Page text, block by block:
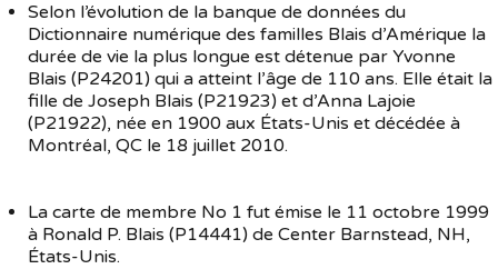
Selon l’évolution de la banque de données du
Dictionnaire numérique des familles Blais d’Amérique la
durée de vie la plus longue est détenue par Yvonne
Blais (P24201) qui a atteint l’âge de 110 ans. Elle était la
fille de Joseph Blais (P21923) et d’Anna Lajoie
(P21922), née en 1900 aux États-Unis et décédée à
Montréal, QC le 18 juillet 2010.
La carte de membre No 1 fut émise le 11 octobre 1999
à Ronald P. Blais (P14441) de Center Barnstead, NH,
États-Unis.